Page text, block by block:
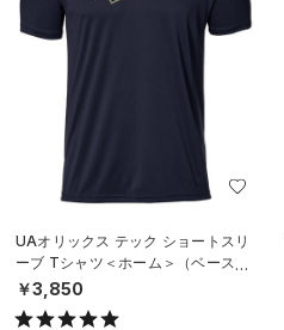
UAオリックス テック ショートスリ
ーブ Tシャツ＜ホーム＞（ベースボ
ール/UNISEX）
￥3,850